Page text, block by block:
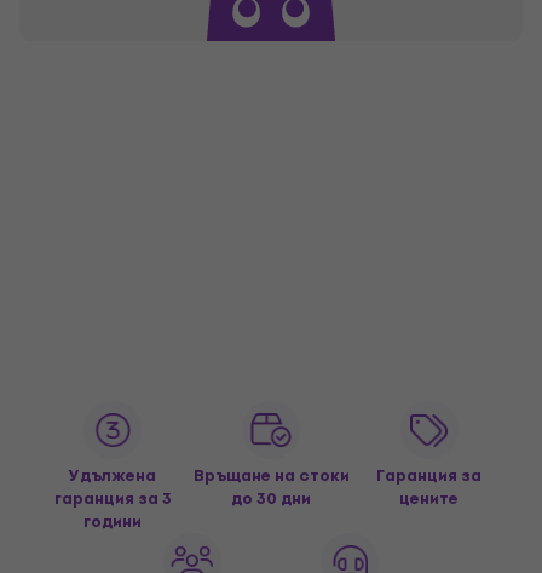
Удължена
гаранция за 3
години
Връщане на стоки
до 30 дни
Гаранция за
цените